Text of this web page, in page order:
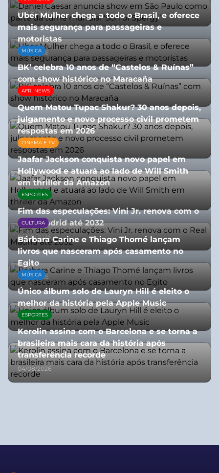
05/08/2026
Uber Mulher chega a todo o Brasil, e oferece
mais segurança para passageiras e
motoristas
10/07/2026
MÚSICA
BK’ celebra 10 anos de “Castelos & Ruínas”
com show histórico no Maracaña
06/08/2026
AFRI NEWS
Quem Matou Tupac Shakur? 30 anos depois,
julgamento e novo processo civil prometem
respostas em 2026
05/08/2026
CINEMA E TV
Jaafar Jackson conquista novo papel em
Hollywood e atuará ao lado de Will Smith
em thriller da Amazon
06/08/2026
ESPORTES
Fim das especulações: Vini Jr. renova com o
Real Madrid até 2032
06/08/2026
CULTURA
Bárbara Carine e Thiago Thomé lançam
livros que nasceram após casamento no
Egito
10/07/2026
MÚSICA
Único álbum solo de Lauryn Hill é eleito o
melhor da história pela Apple Music
06/08/2026
ESPORTES
Kerolin assina com o Barcelona e se torna a
brasileira mais cara da história após
transferência recorde
04/08/2026